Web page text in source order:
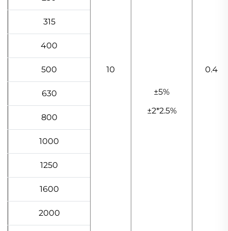
10 0.4
±5%
±2*2.5%
315
400
500
630
800
1000
1250
1600
2000